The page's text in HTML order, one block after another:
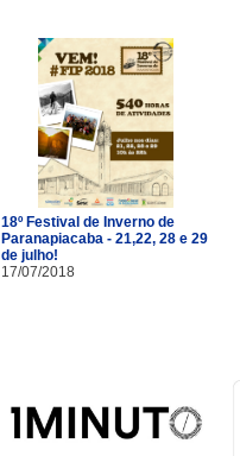
18º Festival de Inverno de
Paranapiacaba - 21,22, 28 e 29
de julho!
17/07/2018